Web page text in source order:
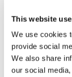
This website
We use cookies
provide social
We also share
our social
Top 10 i
Tabu, Aalborg
Den Bette Kro,
Rositas